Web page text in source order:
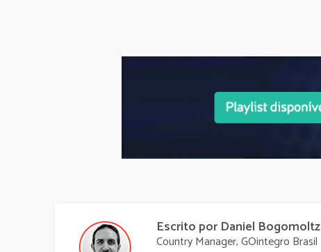
Escrito por Daniel Bogomoltz
Country Manager, GOintegro Brasil